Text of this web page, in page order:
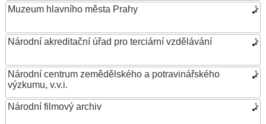
Muzeum hlavního města Prahy
Národní akreditační úřad pro terciární vzdělávání
Národní centrum zemědělského a potravinářského
výzkumu, v.v.i.
Národní filmový archiv